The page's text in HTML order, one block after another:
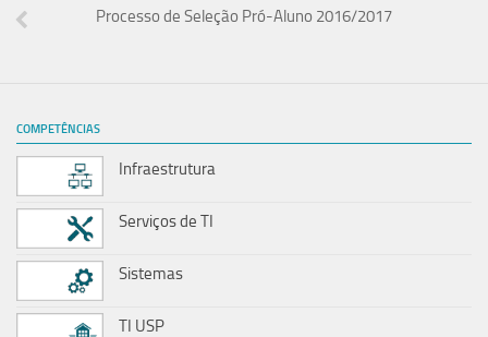
Processo de Seleção Pró-Aluno 2016/2017
COMPETÊNCIAS
Infraestrutura
Serviços de TI
Sistemas
TI USP